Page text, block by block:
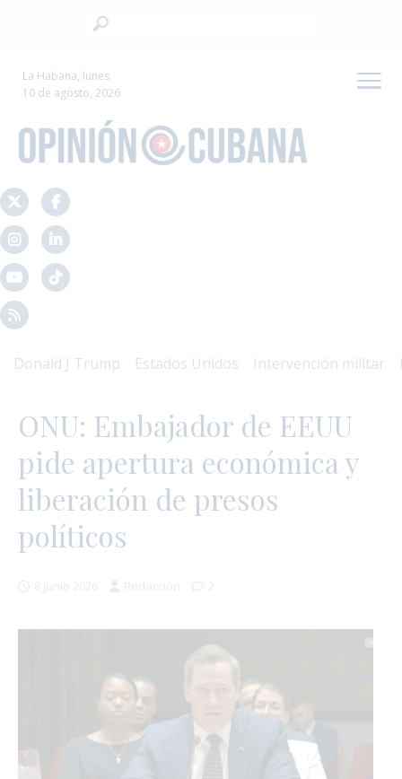
La Habana, lunes
10 de agosto, 2026
J Trump Estados Unidos Intervención militar Mal
ONU: Embajador de EEUU
pide apertura económica y
liberación de presos
políticos